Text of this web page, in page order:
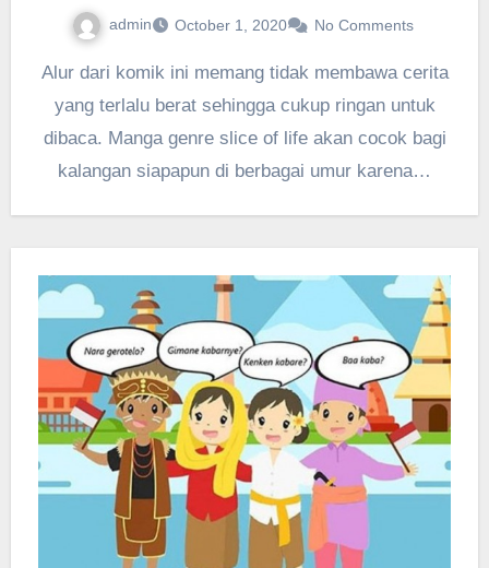
admin October 1, 2020 No Comments
Alur dari komik ini memang tidak membawa cerita
yang terlalu berat sehingga cukup ringan untuk
dibaca. Manga genre slice of life akan cocok bagi
kalangan siapapun di berbagai umur karena…